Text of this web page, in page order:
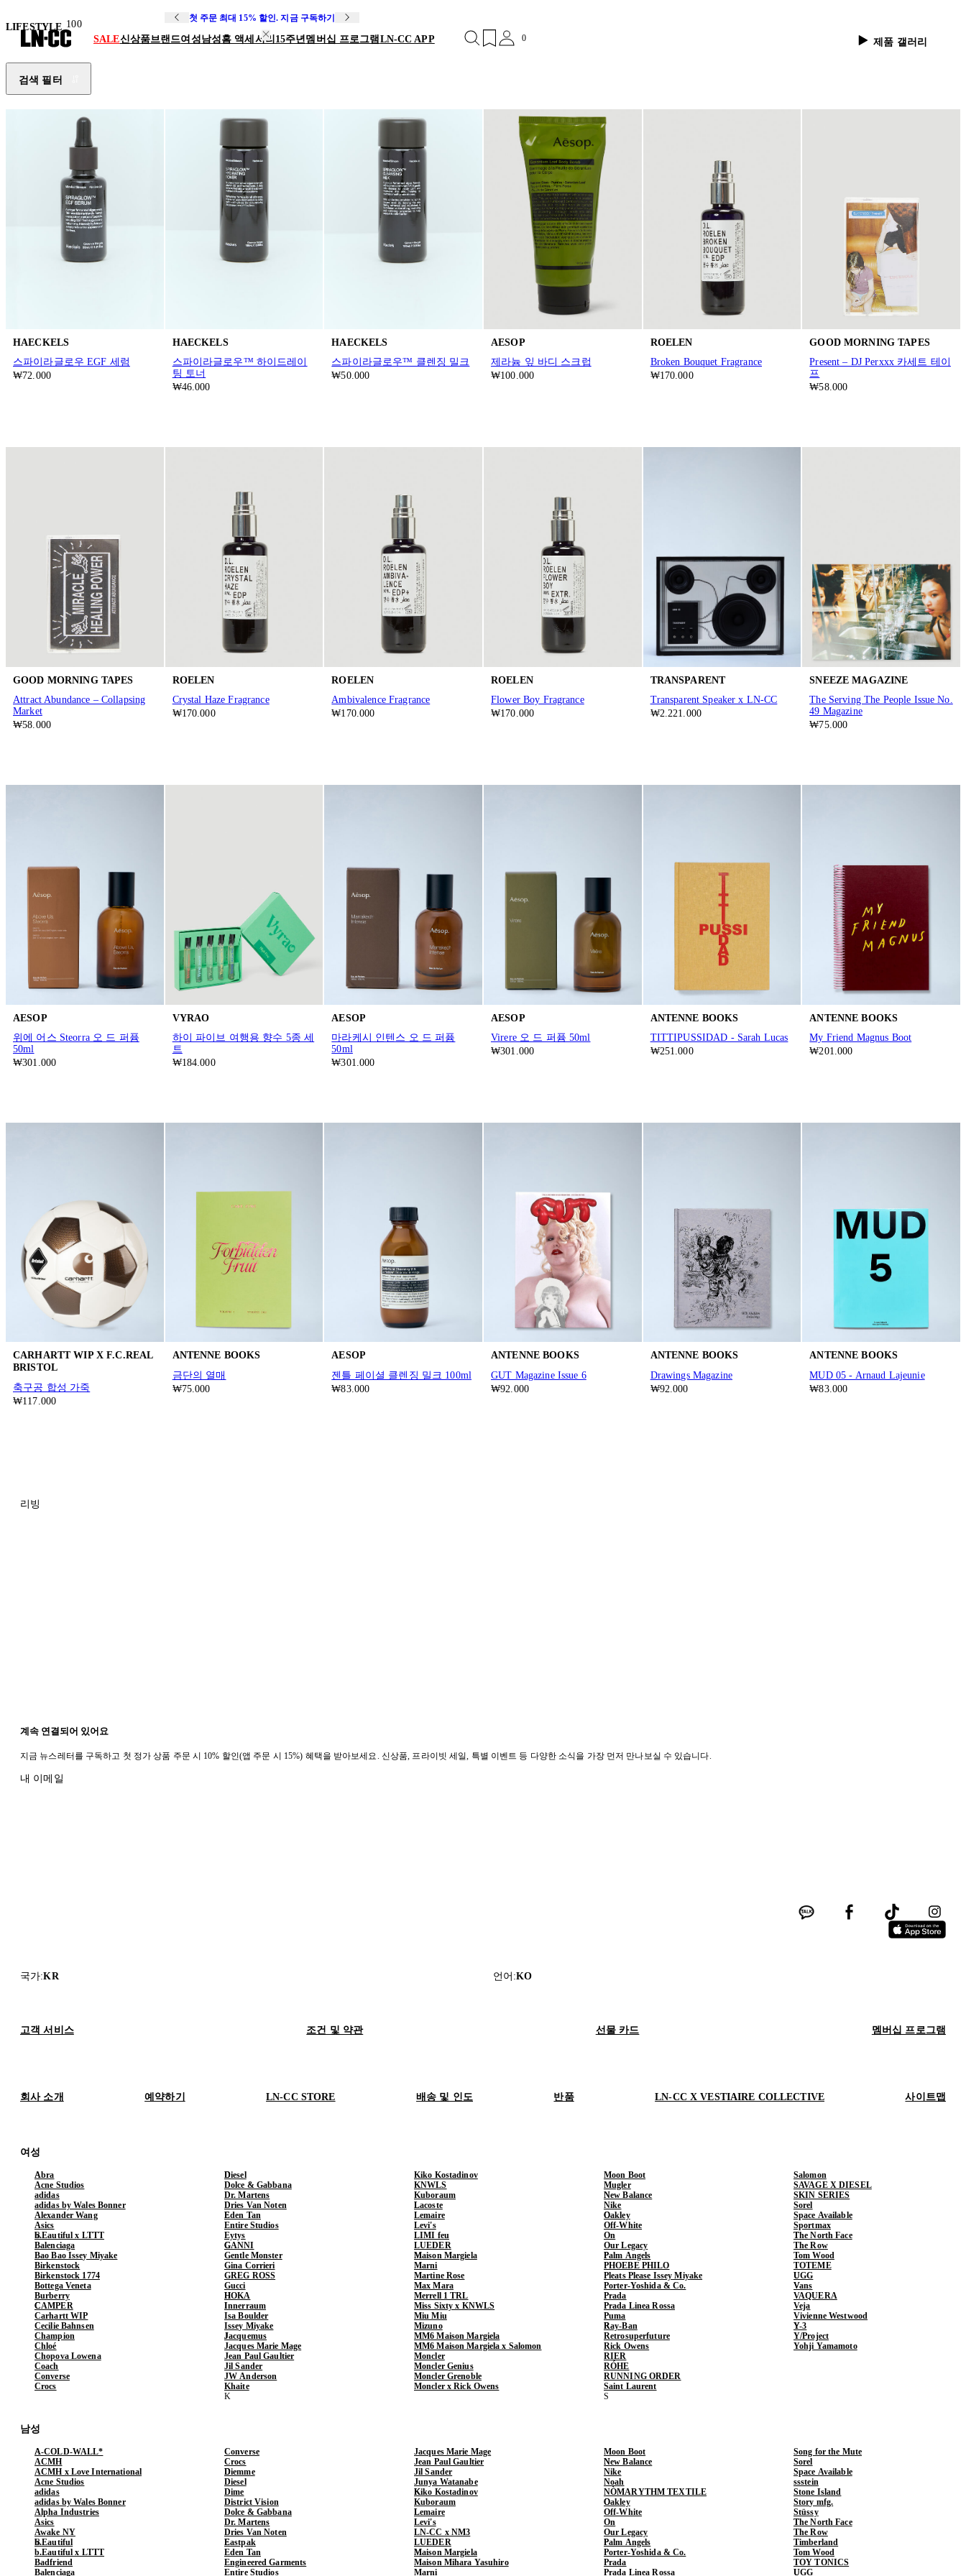
첫 주문 최대 15% 할인. 지금 구독하기
SALE신상품브랜드여성남성홈 액세서리 15주년멤버십 프로그램 LN-CC APP 0
LIFESTYLE 100
제품 갤러리
검색 필터
HAECKELS
스파이라글로우 EGF 세럼
₩72.000
HAECKELS
스파이라글로우™ 하이드레이
팅 토너
₩46.000
HAECKELS
스파이라글로우™ 클렌징 밀크
₩50.000
AESOP
제라늄 잎 바디 스크럽
₩100.000
ROELEN
Broken Bouquet Fragrance
₩170.000
GOOD MORNING TAPES
Present – DJ Perxxx 카세트 테이
프
₩58.000
GOOD MORNING TAPES
Attract Abundance – Collapsing
Market
₩58.000
ROELEN
Crystal Haze Fragrance
₩170.000
ROELEN
Ambivalence Fragrance
₩170.000
ROELEN
Flower Boy Fragrance
₩170.000
TRANSPARENT
Transparent Speaker x LN-CC
₩2.221.000
SNEEZE MAGAZINE
The Serving The People Issue No.
49 Magazine
₩75.000
AESOP
위에 어스 Steorra 오 드 퍼퓸
50ml
₩301.000
VYRAO
하이 파이브 여행용 향수 5종 세
트
₩184.000
AESOP
마라케시 인텐스 오 드 퍼퓸
50ml
₩301.000
AESOP
Virere 오 드 퍼퓸 50ml
₩301.000
ANTENNE BOOKS
TITTIPUSSIDAD - Sarah Lucas
₩251.000
ANTENNE BOOKS
My Friend Magnus Boot
₩201.000
CARHARTT WIP X F.C.REAL
BRISTOL
축구공 합성 가죽
₩117.000
ANTENNE BOOKS
금단의 열매
₩75.000
AESOP
젠틀 페이셜 클렌징 밀크 100ml
₩83.000
ANTENNE BOOKS
GUT Magazine Issue 6
₩92.000
ANTENNE BOOKS
Drawings Magazine
₩92.000
ANTENNE BOOKS
MUD 05 - Arnaud Lajeunie
₩83.000
리빙
계속 연결되어 있어요
지금 뉴스레터를 구독하고 첫 정가 상품 주문 시 10% 할인(앱 주문 시 15%) 혜택을 받아보세요. 신상품, 프라이빗 세일, 특별 이벤트 등 다양한 소식을 가장 먼저 만나보실 수 있습니다.
내 이메일
국가:KR 언어 :KO
고객 서비스 조건 및 약관 선물 카드 멤버십 프로그램
회사 소개 예약하기 LN-CC STORE 배송 및 인도 반품 LN-CC X VESTIAIRE COLLECTIVE 사이트맵
여성
Abra
Acne Studios
adidas
adidas by Wales Bonner
Alexander Wang
Asics
b.Eautiful x LTTT
Balenciaga
Bao Bao Issey Miyake
Birkenstock
Birkenstock 1774
Bottega Veneta
Burberry
CAMPER
Carhartt WIP
Cecilie Bahnsen
Champion
Chloé
Chopova Lowena
Coach
Converse
Crocs
Diesel
Dolce & Gabbana
Dr. Martens
Dries Van Noten
Eden Tan
Entire Studios
Eytys
GANNI
Gentle Monster
Gina Corrieri
GREG ROSS
Gucci
HOKA
Innerraum
Isa Boulder
Issey Miyake
Jacquemus
Jacques Marie Mage
Jean Paul Gaultier
Jil Sander
JW Anderson
Khaite
Kiko Kostadinov
KNWLS
Kuboraum
Lacoste
Lemaire
Levi's
LIMI feu
LUEDER
Maison Margiela
Marni
Martine Rose
Max Mara
Merrell 1 TRL
Miss Sixty x KNWLS
Miu Miu
Mizuno
MM6 Maison Margiela
MM6 Maison Margiela x Salomon
Moncler
Moncler Genius
Moncler Grenoble
Moncler x Rick Owens
Moon Boot
Mugler
New Balance
Nike
Oakley
Off-White
On
Our Legacy
Palm Angels
PHOEBE PHILO
Pleats Please Issey Miyake
Porter-Yoshida & Co.
Prada
Prada Linea Rossa
Puma
Ray-Ban
Retrosuperfuture
Rick Owens
RIER
RÓHE
RUNNING ORDER
Saint Laurent
Salomon
SAVAGE X DIESEL
SKIN SERIES
Sorel
Space Available
Sportmax
The North Face
The Row
Tom Wood
TOTEME
UGG
Vans
VAQUERA
Veja
Vivienne Westwood
Y-3
Y/Project
Yohji Yamamoto
남성
A-COLD-WALL*
ACMH
ACMH x Love International
Acne Studios
adidas
adidas by Wales Bonner
Alpha Industries
Asics
Awake NY
b.Eautiful
b.Eautiful x LTTT
Badfriend
Balenciaga
Converse
Crocs
Diemme
Diesel
Dime
District Vision
Dolce & Gabbana
Dr. Martens
Dries Van Noten
Eastpak
Eden Tan
Engineered Garments
Entire Studios
Jacques Marie Mage
Jean Paul Gaultier
Jil Sander
Junya Watanabe
Kiko Kostadinov
Kuboraum
Lemaire
Levi's
LN-CC x NM3
LUEDER
Maison Margiela
Maison Mihara Yasuhiro
Marni
Moon Boot
New Balance
Nike
Noah
NÒMARYTHM TEXTILE
Oakley
Off-White
On
Our Legacy
Palm Angels
Porter-Yoshida & Co.
Prada
Prada Linea Rossa
Song for the Mute
Sorel
Space Available
ssstein
Stone Island
Story mfg.
Stüssy
The North Face
The Row
Timberland
Tom Wood
TOY TONICS
UGG